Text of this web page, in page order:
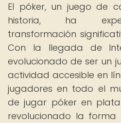
El póker, un juego de
historia, ha
transformación
Con la llegada de
evolucionado de ser un
actividad accesible en
jugadores en todo el
de jugar póker en
revolucionado la